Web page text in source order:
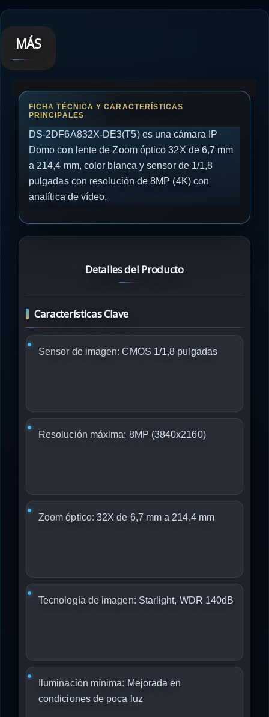
MÁS
DS-2DF6A832X-DE3(T5) es una cámara IP
Domo con lente de Zoom óptico 32X de 6,7 mm
a 214,4 mm, color blanca y sensor de 1/1,8
pulgadas con resolución de 8MP (4K) con
analítica de vídeo.
Detalles del Producto
Características Clave
Sensor de imagen: CMOS 1/1,8 pulgadas
Resolución máxima: 8MP (3840x2160)
Zoom óptico: 32X de 6,7 mm a 214,4 mm
Tecnología de imagen: Starlight, WDR 140dB
Iluminación mínima: Mejorada en
condiciones de poca luz